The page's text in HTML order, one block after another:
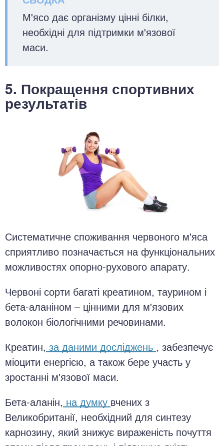
М'ясо дає організму цінні білки,
необхідні для підтримки м'язової
маси.
5. Покращення спортивних
результатів
Систематичне споживання червоного м'яса
сприятливо позначається на функціональних
можливостях опорно-рухового апарату.
Червоні сорти багаті креатином, таурином і
бета-аланіном – цінними для м'язових
волокон біологічними речовинами.
Креатин, за даними досліджень , забезпечує
міоцити енергією, а також бере участь у
зростанні м'язової маси.
Бета-аланін, на думку вчених з
Великобританії, необхідний для синтезу
карнозину, який знижує вираженість почуття